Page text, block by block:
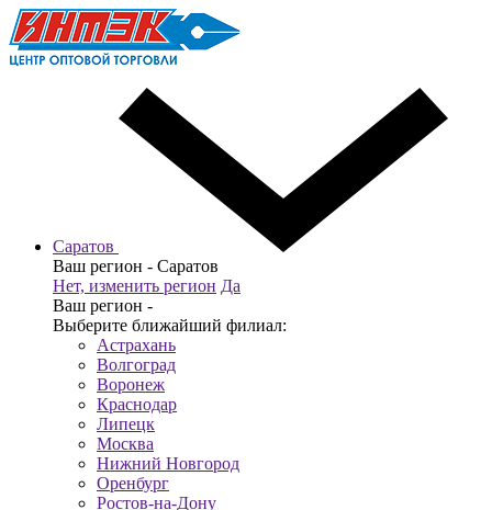
Саратов
Ваш регион - Саратов
Нет, изменить регион Да
Ваш регион -
Выберите ближайший филиал:
Астрахань
Волгоград
Воронеж
Краснодар
Липецк
Москва
Нижний Новгород
Оренбург
Ростов-на-Дону